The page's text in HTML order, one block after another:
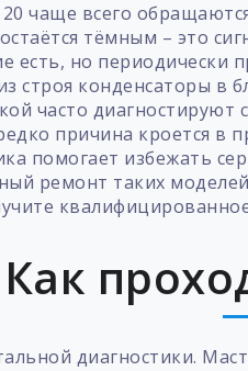
чаще всего
тёмным – это
есть, но
строя конденсаторы в
часто
причина кроется в
помогает избежать
ремонт таких
Как
диагностики.